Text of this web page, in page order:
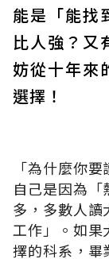
能是「能找
比人強？又
妨從十年來
選擇！
「為什麼你
自己是因為
多，多數人讀
工作」。如果
擇的科系，畢